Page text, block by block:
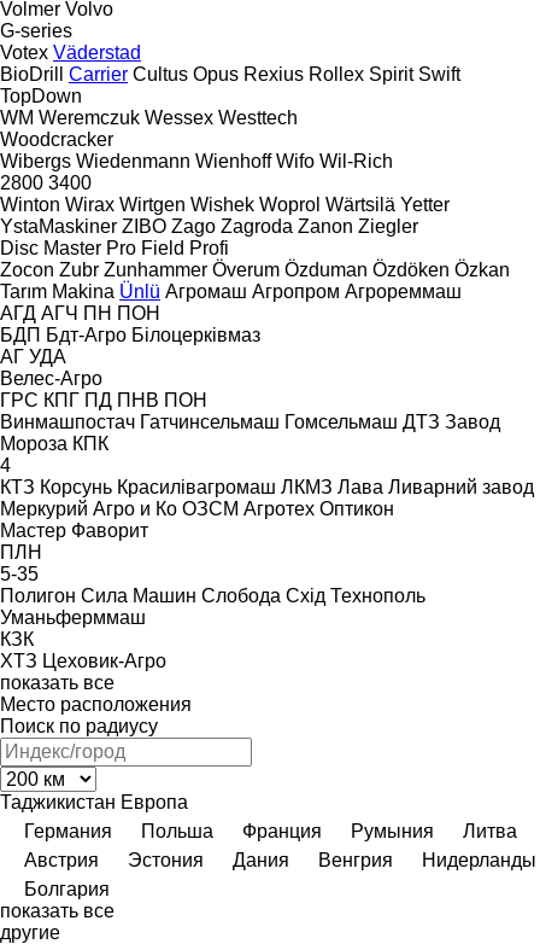
Volmer Volvo
G-series
Votex Väderstad
BioDrill
Carrier Cultus Opus Rexius Rollex Spirit Swift
TopDown
WM Weremczuk Wessex Westtech
Woodcracker
Wibergs Wiedenmann Wienhoff Wifo Wil-Rich
2800 3400
Winton Wirax Wirtgen Wishek Woprol Wärtsilä Yetter
YstaMaskiner ZIBO Zago Zagroda Zanon Ziegler
Disc Master Pro Field Profi
Zocon Zubr Zunhammer Överum Özduman Özdöken Özkan
Tarım Makina Ünlü Агромаш Агропром Агрореммаш
АГД АГЧ ПН ПОН
БДП Бдт-Агро Білоцерківмаз
АГ УДА
Велес-Агро
ГРС КПГ ПД ПНВ ПОН
Винмашпостач Гатчинсельмаш Гомсельмаш ДТЗ Завод
Мороза КПК
4
КТЗ Корсунь Красилівагромаш ЛКМЗ Лава Ливарний завод
Меркурий Агро и Ко ОЗСМ Агротех Оптикон
Мастер Фаворит
ПЛН
5-35
Полигон Сила Машин Слобода Схід Технополь
Уманьферммаш
КЗК
ХТЗ Цеховик-Агро
показать все
Место расположения
Поиск по радиусу
Таджикистан Европа
Германия
Польша Франция Румыния
Литва
Австрия
Эстония Дания Венгрия
Нидерланды
Болгария
показать все
другие